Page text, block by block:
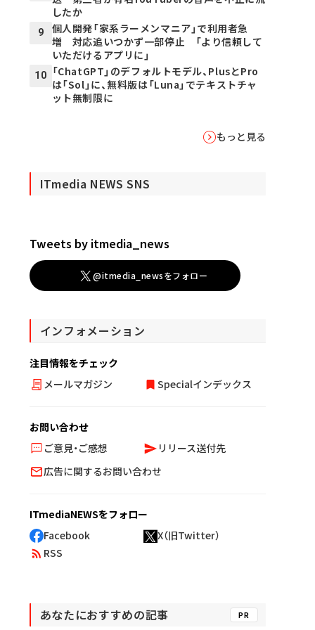
したか
9
個人開発「家系ラーメンマニア」で利用者急
増 対応追いつかず一部停止 「より信頼して
いただけるアプリに」
10
「ChatGPT」のデフォルトモデル、PlusとPro
は「Sol」に、無料版は「Luna」でテキストチャ
ット無制限に
もっと見る
ITmedia NEWS SNS
Tweets by itmedia_news
@itmedia_newsをフォロー
インフォメーション
注目情報をチェック
メールマガジン
Specialインデックス
お問い合わせ
ご意見・ご感想
リリース送付先
広告に関するお問い合わせ
ITmediaNEWSをフォロー
Facebook
X（旧Twitter）
RSS
あなたにおすすめの記事 PR